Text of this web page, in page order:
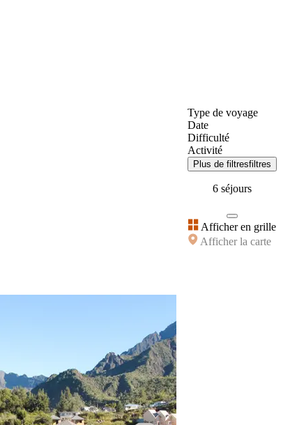
Type de voyage
Date
Difficulté
Activité
Plus de filtresfiltres
6 séjours
Afficher en grille
Afficher la carte